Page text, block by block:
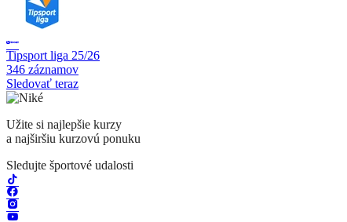
Tipsport liga 25/26
346 záznamov
Sledovať teraz
Užite si najlepšie kurzy
a najširšiu kurzovú ponuku
Sledujte športové udalosti